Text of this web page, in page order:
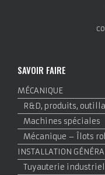
SAVOIR FAIRE
MÉCANIQUE
R&D, produits,
Machines spéciales
Mécanique – Îlots
INSTALLATION
Tuyauterie